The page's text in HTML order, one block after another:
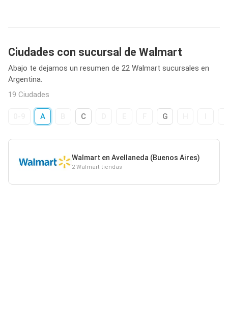
Ciudades con sucursal de Walmart
Abajo te dejamos un resumen de 22 Walmart sucursales en
Argentina.
19 Ciudades
A C G
Walmart en Avellaneda (Buenos Aires)
2 Walmart tiendas